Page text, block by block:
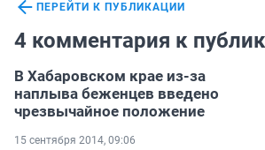
ПЕРЕЙТИ К ПУБЛИКАЦИИ
4 комментария к
В Хабаровском крае из-за
наплыва беженцев введено
чрезвычайное положение
15 сентября 2014, 09:06